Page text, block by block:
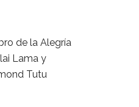
de la Alegría
Lama y
Tutu